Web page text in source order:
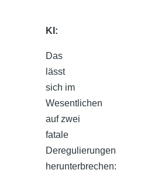
KI:
Das
lässt
sich im
Wesentlichen
auf zwei
fatale
Deregulierungen
herunterbrechen: